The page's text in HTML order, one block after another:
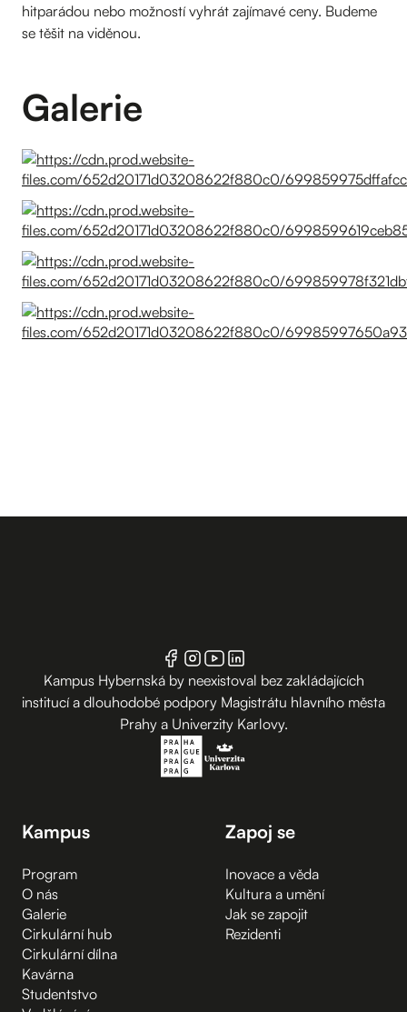
hitparádou nebo možností vyhrát zajímavé ceny. Budeme
se těšit na viděnou.
Galerie
Kampus Hybernská by neexistoval bez zakládajících
institucí a dlouhodobé podpory Magistrátu hlavního města
Prahy a Univerzity Karlovy.
Kampus
Program
O nás
Galerie
Cirkulární hub
Cirkulární dílna
Kavárna
Studentstvo
Zapoj se
Inovace a věda
Kultura a umění
Jak se zapojit
Rezidenti